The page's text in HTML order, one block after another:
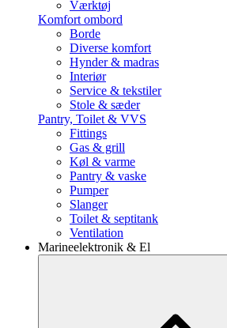
Værktøj
Komfort ombord
Borde
Diverse komfort
Hynder & madras
Interiør
Service & tekstiler
Stole & sæder
Pantry, Toilet & VVS
Fittings
Gas & grill
Køl & varme
Pantry & vaske
Pumper
Slanger
Toilet & septitank
Ventilation
Marineelektronik & El